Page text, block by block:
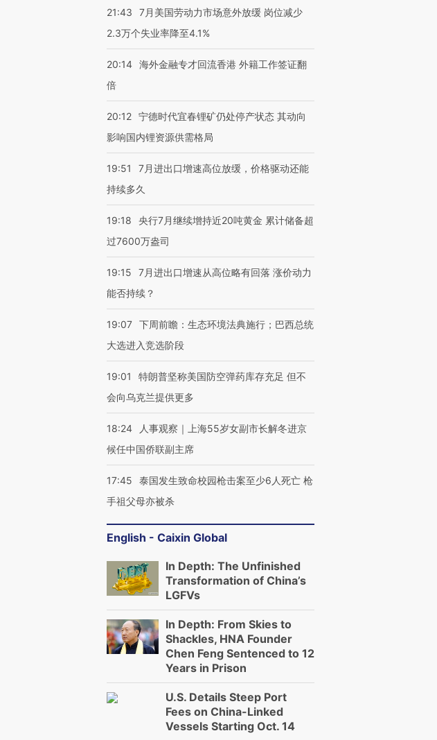
21:43
7月美国劳动力市场意外放缓 岗位减少
2.3万个失业率降至4.1%
20:14 海外金融专才回流香港 外籍工作签证翻
倍
20:12 宁德时代宜春锂矿仍处停产状态 其动向
影响国内锂资源供需格局
19:51
7月进出口增速高位放缓，价格驱动还能
持续多久
19:18
央行7月继续增持近20吨黄金 累计储备超
过7600万盎司
19:15
7月进出口增速从高位略有回落 涨价动力
能否持续？
19:07 下周前瞻：生态环境法典施行；巴西总统
大选进入竞选阶段
19:01
特朗普坚称美国防空弹药库存充足 但不
会向乌克兰提供更多
18:24
人事观察｜上海55岁女副市长解冬进京
候任中国侨联副主席
17:45
泰国发生致命校园枪击案至少6人死亡 枪
手祖父母亦被杀
English - Caixin Global
In Depth: The Unfinished
Transformation of China’s
LGFVs
In Depth: From Skies to
Shackles, HNA Founder
Chen Feng Sentenced to 12
Years in Prison
U.S. Details Steep Port
Fees on China-Linked
Vessels Starting Oct. 14